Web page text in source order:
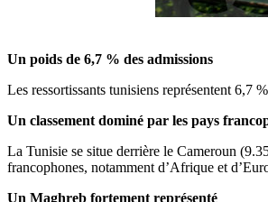
Un poids de 6,7 % des admissions
Les ressortissants tunisiens représentent 6,7
Un classement dominé par les pays
La Tunisie se situe derrière le Cameroun
francophones, notamment d’Afrique et
Un Maghreb fortement représenté